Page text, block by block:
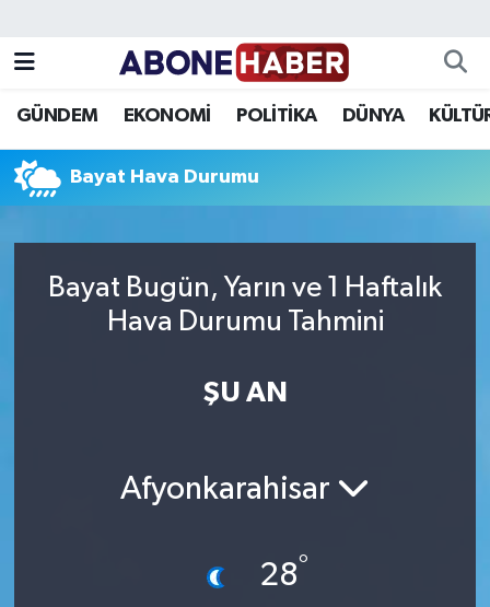
GÜNDEM EKONOMİ POLİTİKA DÜNYA
Bayat Hava Durumu
Bayat Bugün, Yarın ve 1 Haftalık
Hava Durumu Tahmini
ŞU AN
Afyonkarahisar
28°
Bilim ve Teknoloji
Tüm Manşetler